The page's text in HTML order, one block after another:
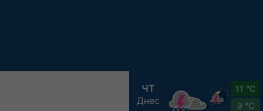
ЧТ
Днес
11 °C
9 °C